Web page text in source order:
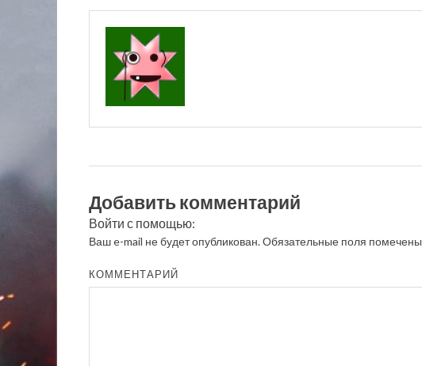
Добавить комментарий
Войти с помощью:
Ваш e-mail не будет опубликован.Обязательные поля помечены
КОММЕНТАРИЙ